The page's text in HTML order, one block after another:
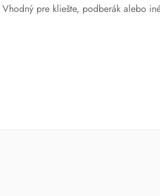
pre kliešte, podberák alebo